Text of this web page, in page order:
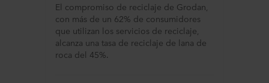
El compromiso de reciclaje de Grodan,
con más de un 62% de consumidores
que utilizan los servicios de reciclaje,
alcanza una tasa de reciclaje de lana de
roca del 45%.